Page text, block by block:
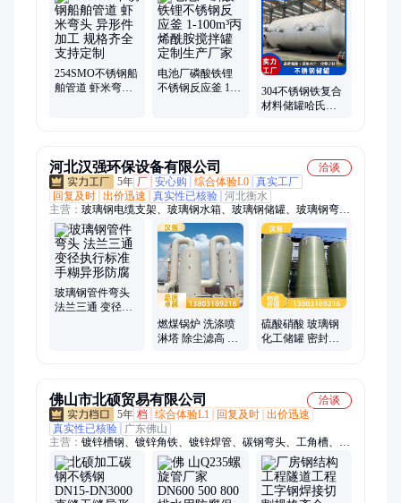
硫塔、洗涤塔、芒刺线、脱硫脱硝设备、电捕焦油器、湿电阳极
管、阳极模块、不锈钢储罐、化工储罐、脱硫塔托盘、烟气均布
板、不锈钢托盘
254SMO不锈钢船
舶管道 虾米弯头
电池厂磷酸铁锂
不锈钢反应釜 1-
304不锈钢铁复合
材料储罐哈氏合
河北汉强环保设备有限公司
洽谈
5年 厂 安心购 综合体验L0 真实工厂
回复及时 出价迅速 真实性已核验 河北衡水
主营： 玻璃钢电缆支架、玻璃钢水箱、玻璃钢储罐、玻璃钢弯
头、污水池盖板、玻璃钢管道、玻璃钢标志桩、玻璃钢脱硫塔、
玻璃钢电缆桥架、玻璃钢檩条、玻璃钢烟筒、玻璃钢护栏、玻璃
钢花盆、玻璃钢化粪池、玻璃钢管件、玻璃钢鱼池、玻璃钢桁
条、玻璃钢方管、玻璃钢圆管、玻璃钢拉挤型材、玻璃钢一体化
泵站、玻璃钢地板梁、玻璃钢烟囱、玻璃钢瓦、玻璃钢输送罩
玻璃钢管件弯头
法兰三通 变径执
燃煤锅炉 洗涤喷
淋塔 除尘滤高 按
硫酸硝酸 玻璃钢
化工储罐 密封性
佛山市北硕贸易有限公司
洽谈
5年 档 综合体验L1 回复及时 出价迅速
真实性已核验
广东佛山
主营： 镀锌槽钢、镀锌角铁、镀锌焊管、碳钢弯头、工角槽、无
缝管、焊管、螺旋管、钢板、冲孔、钢支撑、格构柱、H型钢、
扁铁、槽钢、方管、工字钢、角钢、圆钢、卷板、镀锌方管、镀
锌管、镀锌角钢、钢立柱、钢构柱、热轧扁铁